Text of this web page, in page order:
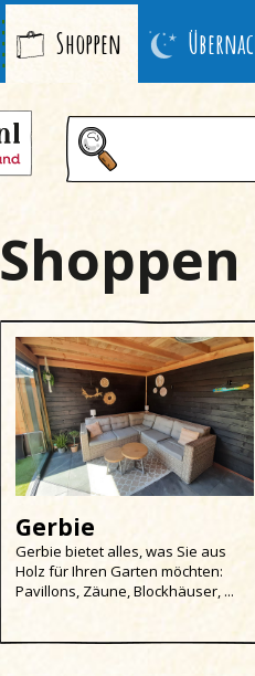
Shoppen
Shoppen
Gerbie
Gerbie bietet alles, was Sie aus
Holz für Ihren Garten möchten:
Pavillons, Zäune, Blockhäuser, ...